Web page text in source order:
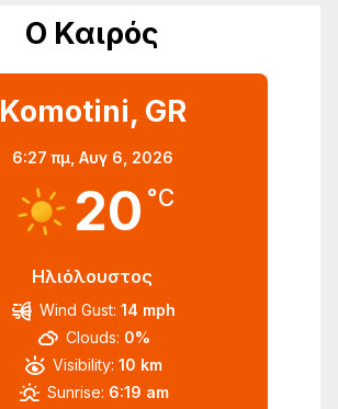
Ο Καιρός
Komotini, GR
6:27 πμ, Αυγ 6, 2026
20 °C
Ηλιόλουστος
Wind Gust: 14 mph
Clouds: 0%
Visibility: 10 km
Sunrise: 6:19 am